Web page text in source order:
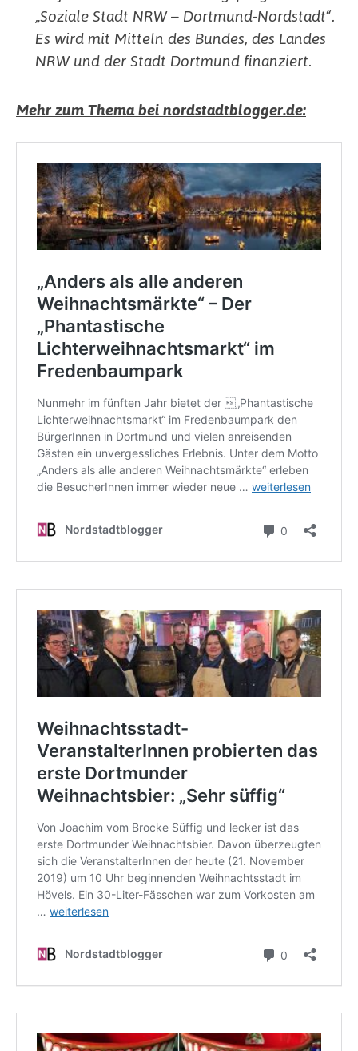
„Soziale Stadt NRW – Dortmund-Nordstadt“.
Es wird mit Mitteln des Bundes, des Landes
NRW und der Stadt Dortmund finanziert.
Mehr zum Thema bei nordstadtblogger.de: